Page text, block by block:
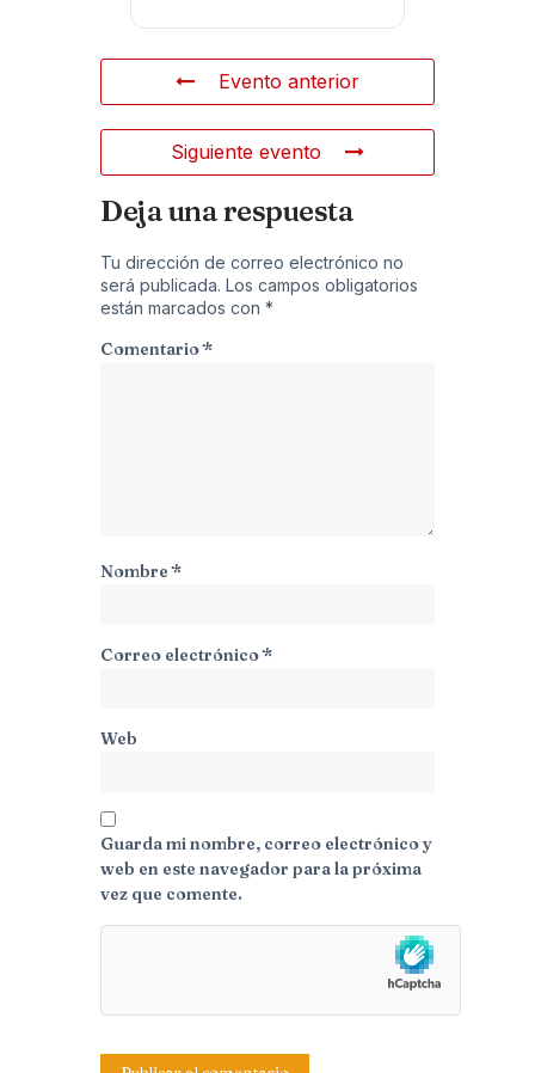
Evento anterior
Siguiente evento
Deja una respuesta
Tu dirección de correo electrónico no
será publicada. Los campos obligatorios
están marcados con *
Comentario*
Nombre*
Correo electrónico*
Web
Guarda mi nombre, correo electrónico y
web en este navegador para la próxima
vez que comente.